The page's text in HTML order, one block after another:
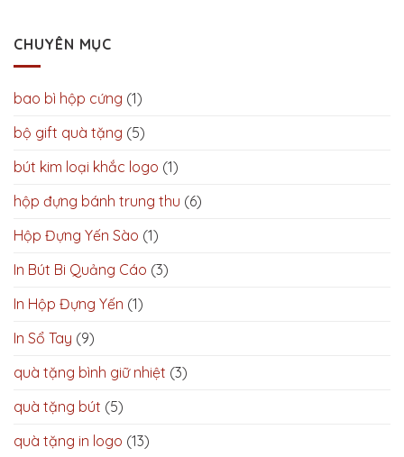
CHUYÊN MỤC
bao bì hộp cứng (1)
bộ gift quà tặng (5)
bút kim loại khắc logo (1)
hộp đựng bánh trung thu (6)
Hộp Đựng Yến Sào (1)
In Bút Bi Quảng Cáo (3)
In Hộp Đựng Yến (1)
In Sổ Tay (9)
quà tặng bình giữ nhiệt (3)
quà tặng bút (5)
quà tặng in logo (13)